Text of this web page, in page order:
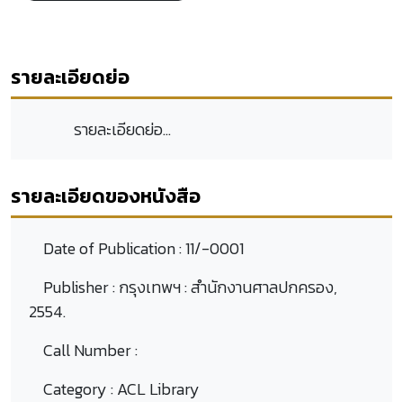
รายละเอียดย่อ
รายละเอียดย่อ...
รายละเอียดของหนังสือ
Date of Publication :11/-0001
Publisher :กรุงเทพฯ : สำนักงานศาลปกครอง,
2554.
Call Number :
Category :ACL Library